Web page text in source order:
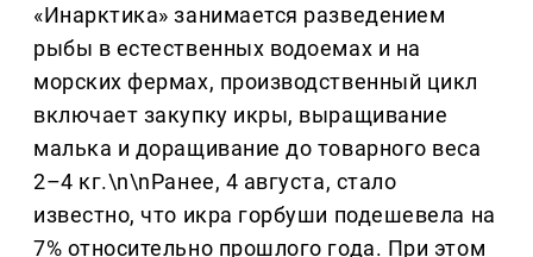
«Инарктика» занимается разведением
рыбы в естественных водоемах и на
морских фермах, производственный цикл
включает закупку икры, выращивание
малька и доращивание до товарного веса
2–4 кг.\n\nРанее, 4 августа, стало
известно, что икра горбуши подешевела на
7% относительно прошлого года. При этом